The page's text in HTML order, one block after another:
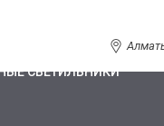
СВЕТИЛЬНИКИ